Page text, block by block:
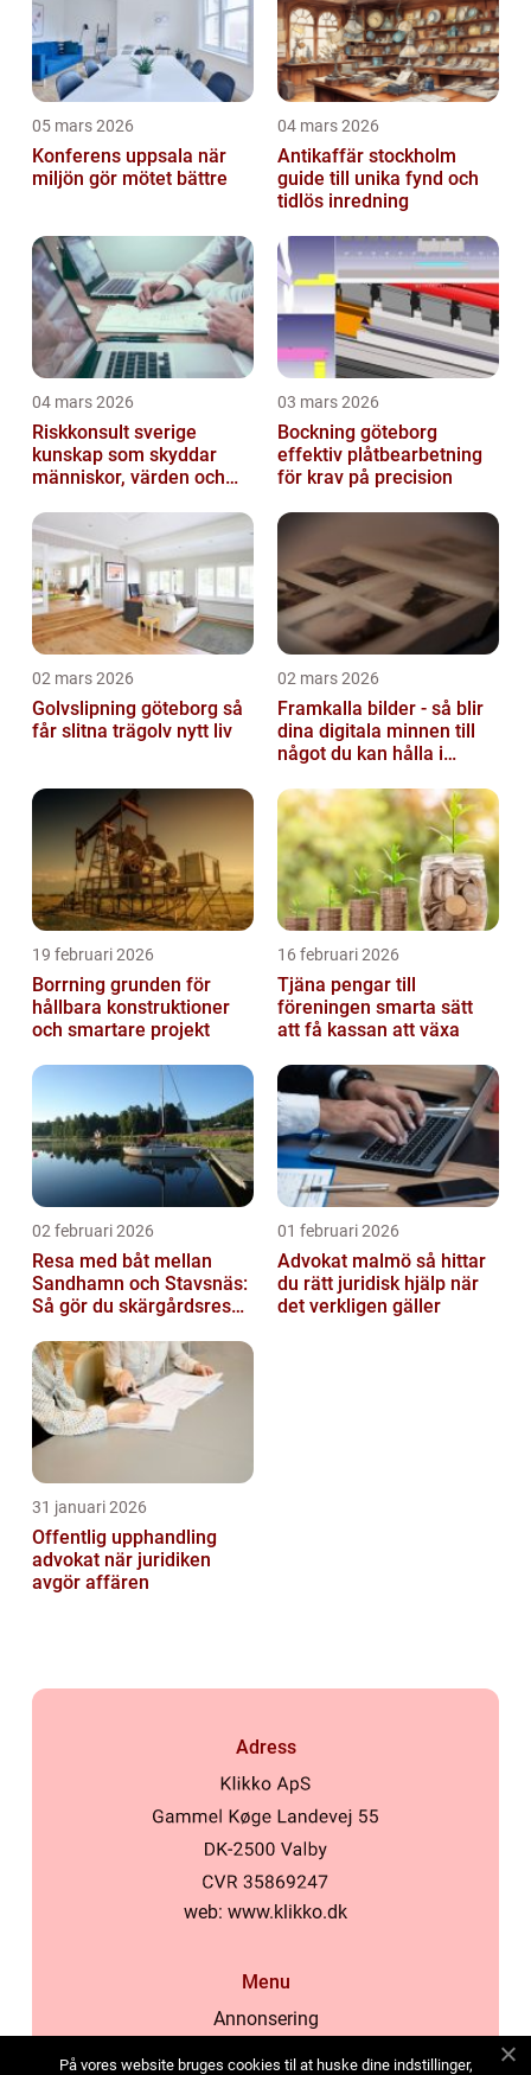
05 mars 2026
Konferens uppsala när
miljön gör mötet bättre
04 mars 2026
Antikaffär stockholm
guide till unika fynd och
tidlös inredning
04 mars 2026
Riskkonsult sverige
kunskap som skyddar
människor, värden och
03 mars 2026
Bockning göteborg
effektiv plåtbearbetning
för krav på precision
02 mars 2026
Golvslipning göteborg så
får slitna trägolv nytt liv
02 mars 2026
Framkalla bilder - så blir
dina digitala minnen till
något du kan hålla i
19 februari 2026
Borrning grunden för
hållbara konstruktioner
och smartare projekt
16 februari 2026
Tjäna pengar till
föreningen smarta sätt
att få kassan att växa
02 februari 2026
Resa med båt mellan
Sandhamn och Stavsnäs:
Så gör du skärgårdsresan
01 februari 2026
Advokat malmö så hittar
du rätt juridisk hjälp när
det verkligen gäller
31 januari 2026
Offentlig upphandling
advokat när juridiken
avgör affären
Adress
web: www.klikko.dk
Menu
Annonsering
På vores website bruges cookies til at huske dine indstillinger,